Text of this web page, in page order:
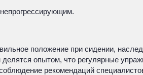
положение при сидении,
опытом, что регулярные
рекомендаций